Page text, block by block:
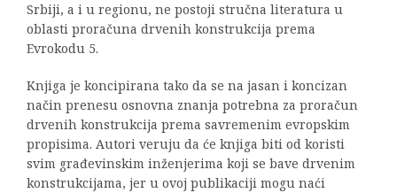
Srbiji, a i u regionu, ne postoji stručna literatura u
oblasti proračuna drvenih konstrukcija prema
Evrokodu 5.
Knjiga je koncipirana tako da se na jasan i koncizan
način prenesu osnovna znanja potrebna za proračun
drvenih konstrukcija prema savremenim evropskim
propisima. Autori veruju da će knjiga biti od koristi
svim građevinskim inženjerima koji se bave drvenim
konstrukcijama, jer u ovoj publikaciji mogu naći